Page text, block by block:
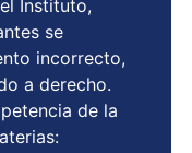
Instituto,
se
incorrecto,
a derecho.
de la